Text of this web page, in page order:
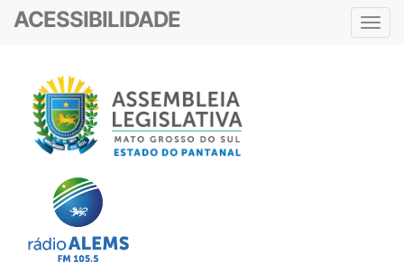
ACESSIBILIDADE